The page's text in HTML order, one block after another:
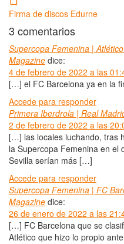
Firma de discos Edurne
3 comentarios
Supercopa Femenina |
Magazine dice:
4 de febrero de 2022 a las
[…] el FC Barcelona ya en la
Accede para responder
Primera Iberdrola | Real
2 de febrero de 2022 a las
[…] las locales luchando, tras
la Supercopa Femenina en el
Sevilla serían más […]
Accede para responder
Supercopa Femenina | FC
Magazine dice:
26 de enero de 2022 a las
[…] FC Barcelona que se
Atlético que hizo lo propio